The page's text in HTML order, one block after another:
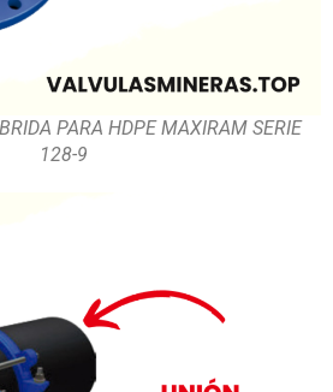
PARA HDPE MAXIRAM SERIE
128-9